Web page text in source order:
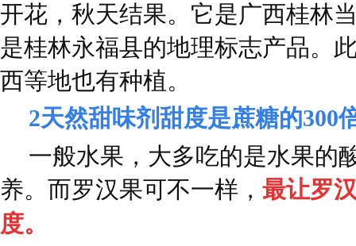
开花，秋天结果。它是广西桂林
是桂林永福县的地理标志产品。
西等地也有种植。
2天然甜味剂甜度是蔗糖的300
一般水果，大多吃的是水果的
养。而罗汉果可不一样， 最让罗
度。